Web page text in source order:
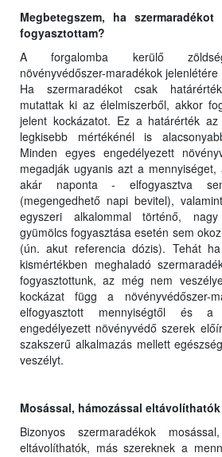
Megbetegszem, ha
fogyasztottam?
A forgalomba kerülő
növényvédőszer-maradékok
Ha szermaradékot csak
mutattak ki az élelmiszerből, akkor
jelent kockázatot. Ez a határérték az
legkisebb mértékénél is
Minden egyes engedélyezett
megadják ugyanis azt a
akár naponta - elfogyasztva
(megengedhető napi bevitel),
egyszeri alkalommal történő,
gyümölcs fogyasztása esetén sem
(ún. akut referencia dózis). Tehát
kismértékben meghaladó
fogyasztottunk, az még nem
kockázat függ a növényvédőszer-
elfogyasztott mennyiségtől és
engedélyezett növényvédő szerek
szakszerű alkalmazás mellett
veszélyt.
Mosással, hámozással
Bizonyos szermaradékok
eltávolíthatók, más szereknek a